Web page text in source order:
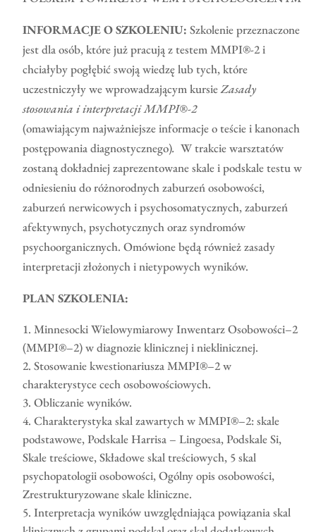
INFORMACJE O SZKOLENIU: Szkolenie przeznaczone
jest dla osób, które już pracują z testem MMPI®-2 i
chciałyby pogłębić swoją wiedzę lub tych, które
uczestniczyły we wprowadzającym kursieZasady
stosowania i interpretacji MMPI®-2
(omawiającym najważniejsze informacje o teście i kanonach
postępowania diagnostycznego). W trakcie warsztatów
zostaną dokładniej zaprezentowane skale i podskale testu w
odniesieniu do różnorodnych zaburzeń osobowości,
zaburzeń nerwicowych i psychosomatycznych, zaburzeń
afektywnych, psychotycznych oraz syndromów
psychoorganicznych. Omówione będą również zasady
interpretacji złożonych i nietypowych wyników.
PLAN SZKOLENIA:
Minnesocki Wielowymiarowy Inwentarz Osobowości–2
(MMPI®–2) w diagnozie klinicznej i nieklinicznej.
Stosowanie kwestionariusza MMPI®–2 w
charakterystyce cech osobowościowych.
Obliczanie wyników.
Charakterystyka skal zawartych w MMPI®–2: skale
podstawowe, Podskale Harrisa – Lingoesa, Podskale Si,
Skale treściowe, Składowe skal treściowych, 5 skal
psychopatologii osobowości, Ogólny opis osobowości,
Zrestrukturyzowane skale kliniczne.
Interpretacja wyników uwzględniająca powiązania skal